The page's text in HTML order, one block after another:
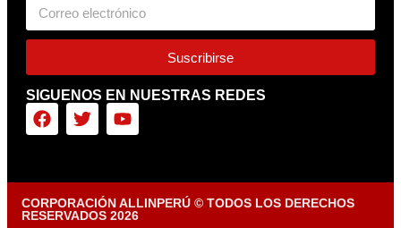
Suscribirse
SIGUENOS EN NUESTRAS REDES
CORPORACIÓN ALLINPERÚ © TODOS LOS DERECHOS
RESERVADOS 2026